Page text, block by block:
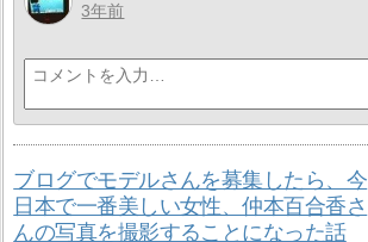
3年前
ブログでモデルさんを募集したら、今
日本で一番美しい女性、仲本百合香さ
んの写真を撮影することになった話